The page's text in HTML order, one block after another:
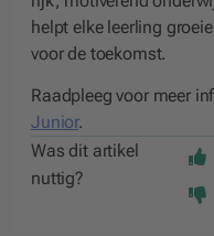
helpt elke leerling
voor de toekomst.
Raadpleeg voor meer
Junior.
Was dit artikel
nuttig?